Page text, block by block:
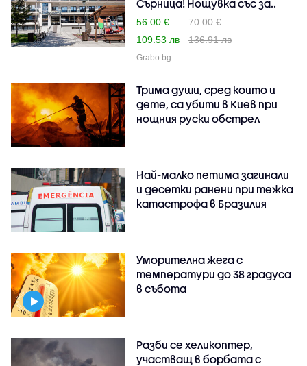
Сърница! Нощувка със за..
56.00 €
70.00 €
109.53 лв
136.91 лв
Grabo.bg
Трима души, сред които и
дете, са убити в Киев при
нощния руски обстрел
Най-малко петима загинали
и десетки ранени при тежка
катастрофа в Бразилия
Уморителна жега с
температури до 38 градуса
в събота
Разби се хеликоптер,
участващ в борбата с